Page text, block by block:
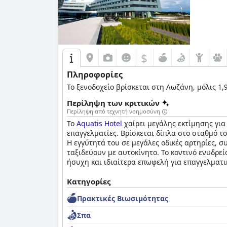
άνετα στρώματα, αν και υπάρχουν
Οι επαγγελματίες ταξιδιώτες βρίσκουν την
καλύπτουν αποτελεσματικά τις εργασιακές
βολικές επιλογές τόσο για τα συμβατικά όσο
Συνοψίζοντας, τοStarling Hotel Lausanne
για ταξιδιώτες αναψυχής με ορισμένους
$
Πληροφορίες
Το ξενοδοχείο βρίσκεται στη Λωζάνη, μόλις
Περίληψη των κριτικών
Περίληψη από τεχνητή νοημοσύνη
Το Aquatis Hotel χαίρει μεγάλης εκτίμησης
επαγγελματίες. Βρίσκεται δίπλα στο σταθμό
Η εγγύτητά του σε μεγάλες οδικές αρτηρίες,
ταξιδεύουν με αυτοκίνητο. Το κοντινό
ήσυχη και ιδιαίτερα επωφελή για
Το πρωινό στο
σημείωσαν προβλήματα με τη θερμοκρασία
τείνει να είναι θετική, υποστηριζόμενη από
κριτικές. Η ποιότητα και η παρουσίαση του
προβλήματα.
Κατηγορίες
Πρακτικές Bιωσιμότητας
Σπα